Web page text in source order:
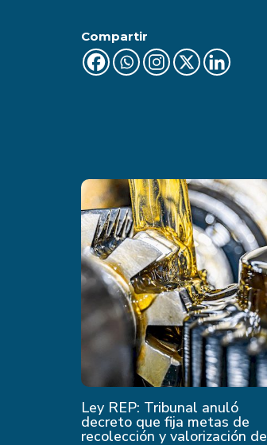
Compartir
Ley REP: Tribunal anuló
decreto que fija metas de
recolección y valorización de